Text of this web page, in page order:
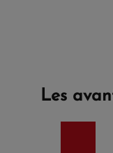
Les